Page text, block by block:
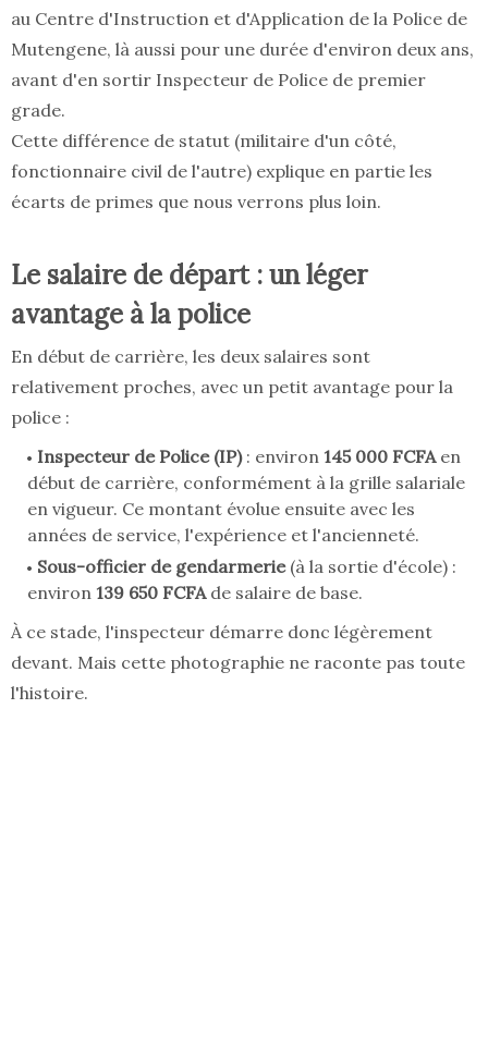
au Centre d'Instruction et d'Application de la Police de
Mutengene, là aussi pour une durée d'environ deux ans,
avant d'en sortir Inspecteur de Police de premier
grade.
Cette différence de statut (militaire d'un côté,
fonctionnaire civil de l'autre) explique en partie les
écarts de primes que nous verrons plus loin.
Le salaire de départ : un léger
avantage à la police
En début de carrière, les deux salaires sont
relativement proches, avec un petit avantage pour la
police :
Inspecteur de Police (IP): environ 145 000 FCFAen
début de carrière, conformément à la grille salariale
en vigueur. Ce montant évolue ensuite avec les
années de service, l'expérience et l'ancienneté.
Sous-officier de gendarmerie(à la sortie d'école) :
environ 139 650 FCFAde salaire de base.
À ce stade, l'inspecteur démarre donc légèrement
devant. Mais cette photographie ne raconte pas toute
l'histoire.